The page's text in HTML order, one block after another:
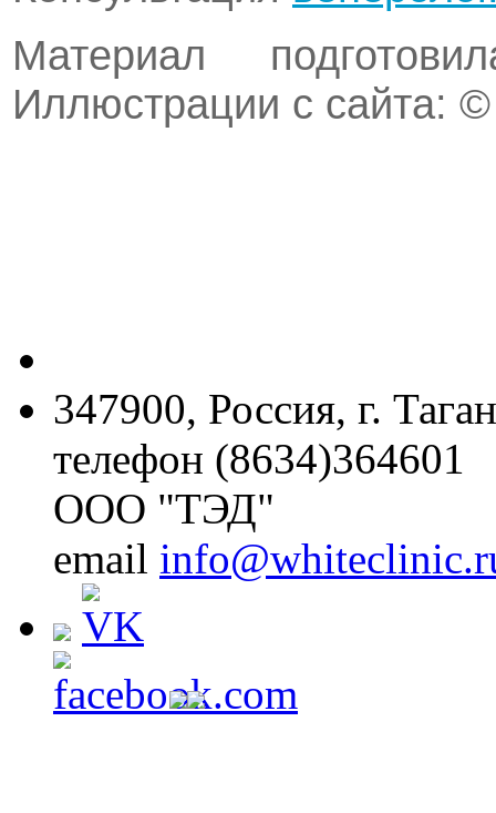
Материал
Иллюстрации с сайта:
347900, Россия, г.
телефон (8634)364601
ООО "ТЭД"
email